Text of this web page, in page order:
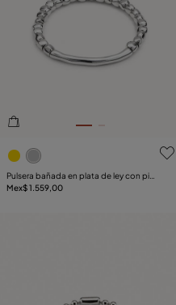
5de 5 Valoración del cliente
Pulsera bañada en plata de ley con pieza
tubular
Mex$ 1.559,00